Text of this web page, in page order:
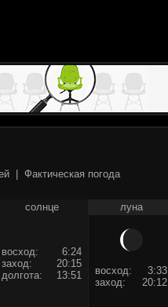
Фактическая погода
солнце луна
восход:
6:24
заход:
20:15
долгота:
13:51 восход:
3:33
заход:
20:12